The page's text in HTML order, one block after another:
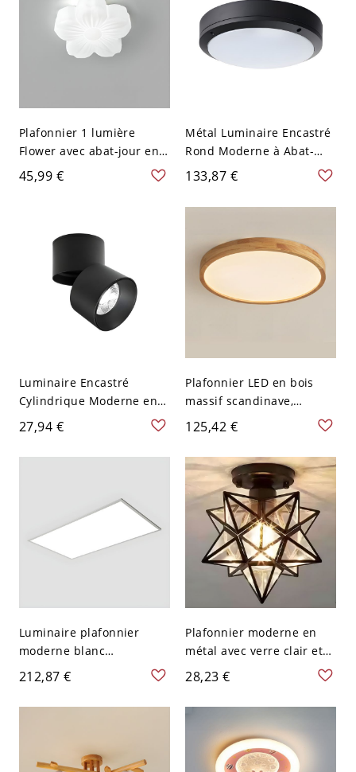
Plafonnier 1 lumière
Flower avec abat-jour en
polymère crayeux, câblage
fixe - 110 V-120 V 15,24 cm
45,99 €
Métal Luminaire Encastré
Rond Moderne à Abat-
Jour en Plastique
Plafonnier LED pour
Balcon - 110 V-120 V Noir
133,87 €
Luminaire Encastré
Cylindrique Moderne en
Métal Plafonnier LED pour
Galerie - Noir 110 V-120 V
7,62 cm Blanc
27,94 €
Plafonnier LED en bois
massif scandinave,
luminaire rond
minimaliste pour
chambre et couloir - 110
V-120 V 22,86 cm Blanc
125,42 €
Luminaire plafonnier
moderne blanc
rectangulaire avec
ampoules LED et abat-jour
en plastique - 110 V-120 V
212,87 €
Plafonnier moderne en
métal avec verre clair et
une lumière dirigée vers
le bas - Noir 110 V-120 V
Étoile
28,23 €